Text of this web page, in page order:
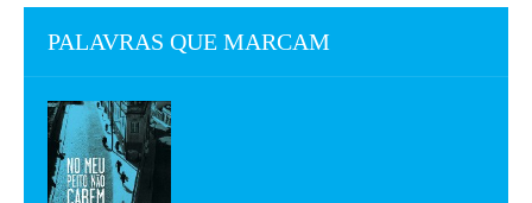
PALAVRAS QUE MARCAM